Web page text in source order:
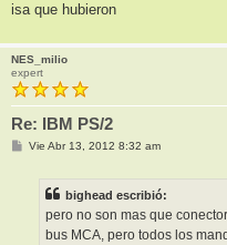
isa que hubieron
NES_milio
expert
Re: IBM PS/2
MVie Abr 13, 2012 8:32 am
bighead escribió:
pero no son mas que
bus MCA, pero todos los